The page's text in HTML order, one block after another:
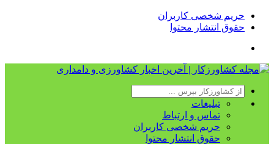
حریم شخصی کاربران
حقوق انتشار محتوا
تبلیغات
تماس و ارتباط
حریم شخصی کاربران
حقوق انتشار محتوا